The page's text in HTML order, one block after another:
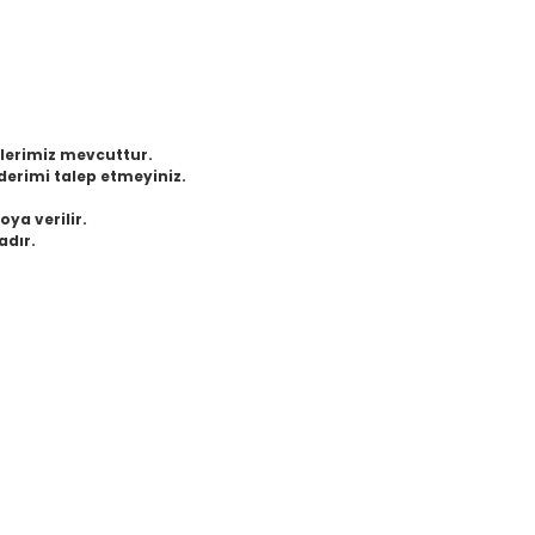
mevcuttur.
talep etmeyiniz.
verilir.